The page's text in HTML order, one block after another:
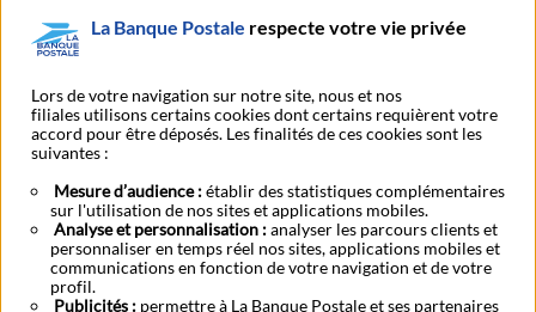
Protection des Données à Caractère PersonnelFiliales et partenaires
CookiesGestion des cookiesActualiser vos informations
Contestation et réclamation Coordonnées Centres Financiers
Alertes fraudes et points de vigilance Actualités réglementaires CGU
Aide navigateur et systèmes d'exploitation
Vider le cache de votre navigateurLexique Aide et accessibilité
Accessibilité – Partiellement conforme Espace candidature
BFI - Banque de Financement et d'Investissement
Le fonds de garantie des dépôts et de résolutionRésilierRétractation
La Banque Postale respecte votre vie privée
Lors de votre navigation sur notre site, nous et nos
filiales utilisons certains cookies dont certains requièrent votre
accord pour être déposés. Les finalités de ces cookies sont les
suivantes :
Mesure d’audience :établir des statistiques complémentaires
sur l'utilisation de nos sites et applications mobiles.
Analyse et personnalisation :analyser les parcours clients et
personnaliser en temps réel nos sites, applications mobiles et
communications en fonction de votre navigation et de votre
profil.
Publicités : permettre à La Banque Postale et ses partenaires